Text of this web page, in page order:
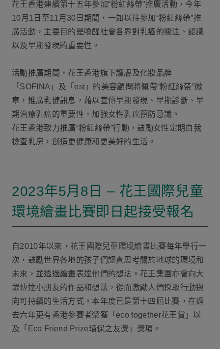
花王香港連續第十五年參加“粉紅絲帶”推廣活動，今年
10月1日至11月30日期間，一如以往參加“粉紅絲帶”推
廣活動，主要目的是喚醒社會各界對乳癌的關注、認識
以及早期發現的重要性。
活動推廣期間，花王香港旗下護膚及化妝品牌
「SOFINA」及「est」的美容顧問將佩帶“粉紅絲帶”徽
章，推廣乳健訊息，藉以宣傳早期發現、早期診斷、早
期治療乳癌的重要性，加強女性乳癌預防意識。
花王香港致力推廣“粉紅絲帶”行動，鼓勵女性定期自我
檢查乳房，創造更健康和更美好的生活。
2023年5月8日 – 花王國際兒童
環境繪畫比賽即日起接受報名
自2010年以來，花王國際兒童環境繪畫比賽每年舉行一
次，鼓勵世界各地的孩子們認真思考關於地球的環境和
未來，並透過繪畫表達他們的想法。花王集團亦會向大
眾傳達小朋友的作品和想法，從而激勵人們採取行動邁
向可持續的生活方式。本年度已是第十四屆比賽，在過
去六年更有香港參賽者榮獲「eco together花王賞」以
及「Eco Friend Prize環保之友獎」獎項。